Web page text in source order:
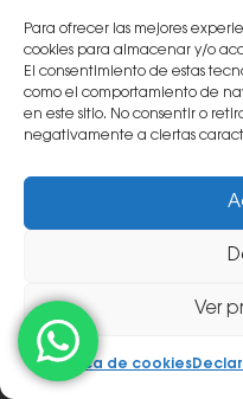
Para ofrecer las mejores
cookies para almacenar y/o
El consentimiento de estas
como el comportamiento de
en este sitio. No consentir o
negativamente a ciertas
Ver
Política de cookies
He leído y acepto